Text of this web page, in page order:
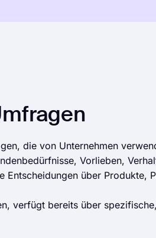
die von Unternehmen
Vorlieben,
Entscheidungen über Produkte,
verfügt bereits über